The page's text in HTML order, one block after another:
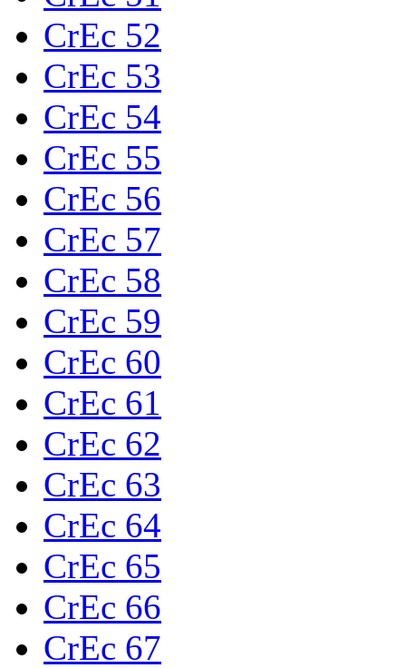
CrEc 52
CrEc 53
CrEc 54
CrEc 55
CrEc 56
CrEc 57
CrEc 58
CrEc 59
CrEc 60
CrEc 61
CrEc 62
CrEc 63
CrEc 64
CrEc 65
CrEc 66
CrEc 67